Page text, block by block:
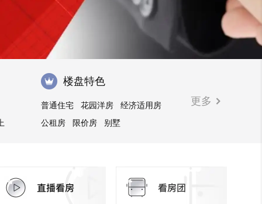
楼盘特色
普通住宅 花园洋房
经济适用房
公租房
限价房 别墅
更多